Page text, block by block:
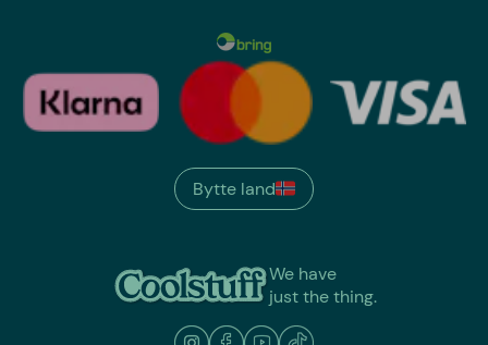
We have
just the thing.
Bytte land